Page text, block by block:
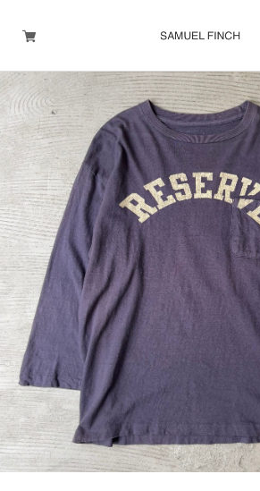
Men's
Maison Martin Margiela
Helmut Lang
Yohji Yamamoto
Other brands
TOPS
OUTER WEAR
BOTTOMS